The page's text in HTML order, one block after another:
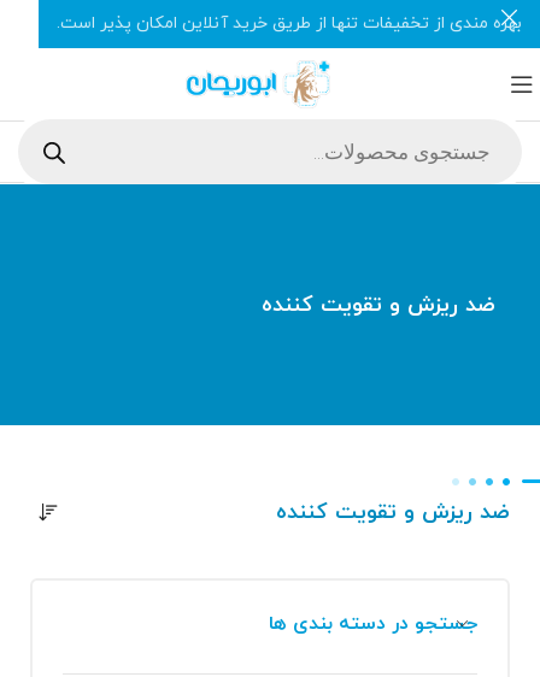
ضد ریزش و تقویت کننده
ضد ریزش و تقویت کننده
جستجو در دسته بندی ها
بهره مندی از تخفیفات تنها از طریق خرید آنلاین امکان پذیر است.